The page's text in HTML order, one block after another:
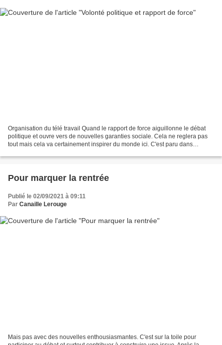
Organisation du télé travail Quand le rapport de force aiguillonne le débat
politique et ouvre vers de nouvelles garanties sociale. Cela ne reglera pas
tout mais cela va certainement inspirer du monde ici. C'est paru dans
aux-patrons-de-contacter-leurs-employes-en-dehors-des-heures-de-travail-
Pour marquer la rentrée
Publié le 02/09/2021 à 09:11
Par Canaille Lerouge
Mais pas avec des nouvelles enthousiasmantes. C'est sur la toile pour